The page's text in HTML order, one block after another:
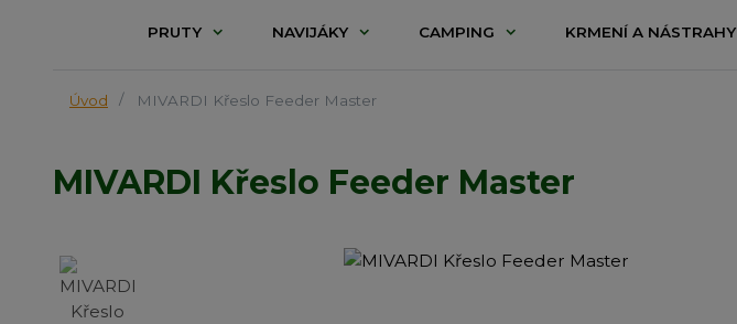
PRUTY NAVIJÁKY CAMPING KRMENÍ A NÁSTRAHY
Úvod MIVARDI Křeslo Feeder Master
MIVARDI Křeslo Feeder Master